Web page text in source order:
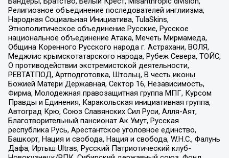
Религиозное объединение последователей инглиизма,
Народная Социальная Инициатива, TulaSkins,
Этнополитическое объединение Русские, Русское
национальное объединение Атака, Мечеть Мирмамеда,
Община Коренного Русского народа г. Астрахани, ВОЛЯ,
Меджлис крымскотатарского народа, Рубеж Севера, ТОЙС,
О противодействии экстремистской деятельности,
РЕВТАТПОД, Артподготовка, Штольц, В честь иконы
Божией Матери Державная, Сектор 16, Независимость,
Фирма, Молодежная правозащитная группа МПГ, Курсом
Правды и Единения, Каракольская инициативная группа,
Автоград Крю, Союз Славянских Сил Руси, Алля-Аят,
Благотворительный пансионат Ак Умут, Русская
республика Русь, Арестантское уголовное единство,
Башкорт, Нация и свобода, Нация и свобода, W.H.С., Фалунь
Дафа, Иртыш Ultras, Русский Патриотический клуб-